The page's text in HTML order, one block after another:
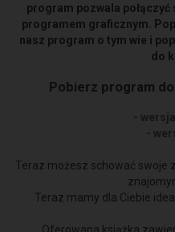
program pozwala
programem graficznym.
nasz program o tym wie i
do
Pobierz program
-
-
Teraz możesz schować swoje
Teraz mamy dla Ciebie